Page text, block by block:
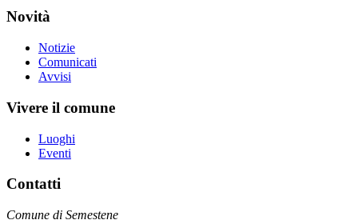
Novità
Notizie
Comunicati
Avvisi
Vivere il comune
Luoghi
Eventi
Contatti
Comune di Semestene